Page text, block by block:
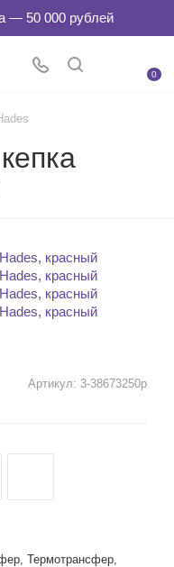
0
Артикул: 3-38673250p
Термотрансфер,